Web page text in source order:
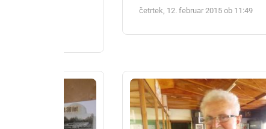
četrtek, 12. februar 2015 ob 11:49